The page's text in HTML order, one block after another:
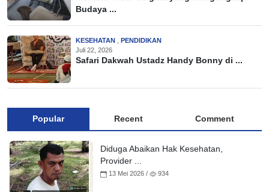
Budaya ...
KESEHATAN
PENDIDIKAN
Juli 22, 2026
Safari Dakwah Ustadz Handy Bonny di ...
Popular Recent Comment
Diduga Abaikan Hak Kesehatan,
Provider ...
13 Mei 2026 / 934